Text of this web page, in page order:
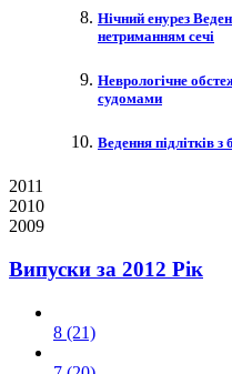
Нічний енурез
нетриманням сечі
Неврологічне
судомами
Ведення підлітків
2011
2010
2009
Випуски за 2012 Рік
8 (21)